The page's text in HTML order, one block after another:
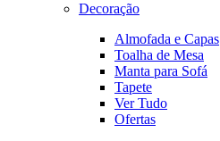
Decoração
Almofada e Capas
Toalha de Mesa
Manta para Sofá
Tapete
Ver Tudo
Ofertas